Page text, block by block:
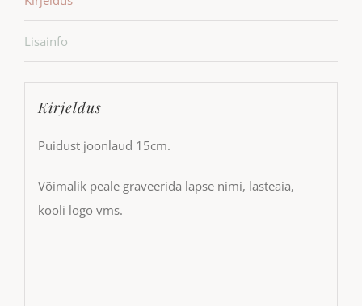
Lisainfo
Kirjeldus
Puidust joonlaud 15cm.
Võimalik peale graveerida lapse nimi, lasteaia,
kooli logo vms.